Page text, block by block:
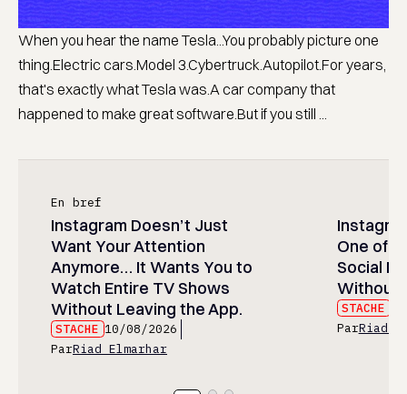
When you hear the name Tesla...You probably picture one
thing.Electric cars.Model 3.Cybertruck.Autopilot.For years,
that's exactly what Tesla was.A car company that
happened to make great software.But if you still ...
En bref
Instagram Doesn’t Just
Want Your Attention
Anymore… It Wants You to
Watch Entire TV Shows
Without Leaving the App.
STACHE 10/08/2026
ParRiad Elmarhar
One of
Social
Without
STACHE
ParRiad